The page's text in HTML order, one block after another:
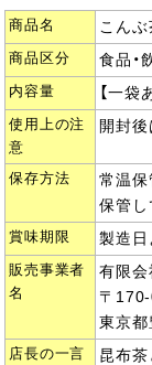
商品名 こんぶ
商品区分 食品・
内容量 【一袋
使用上の注
意
開封後
保存方法
常温保
保管し
賞味期限 製造日
販売事業者
名
有限会
〒
東京都
店長の一言
昆布茶